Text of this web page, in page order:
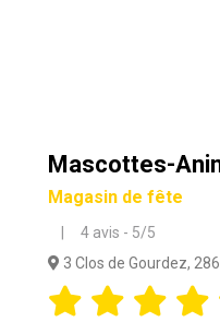
Mascottes-
Magasin de fête
| 4 avis - 5/5
3 Clos de Gourdez,